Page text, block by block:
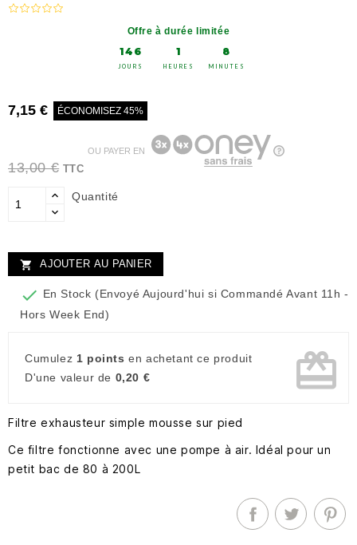
Offre à durée limitée
146
JOURS
1
HEURES
8
MINUTES
7,15 € ÉCONOMISEZ 45%
13,00 € TTC
OU PAYER EN
Quantité
 AJOUTER AU PANIER
 En Stock (Envoyé Aujourd'hui si Commandé Avant 11h -
Hors Week End)
Cumulez 1 points en achetant ce produit
D'une valeur de 0,20 € card_giftcard
Filtre exhausteur simple mousse sur pied
Ce filtre fonctionne avec une pompe à air. Idéal pour un
petit bac de 80 à 200L